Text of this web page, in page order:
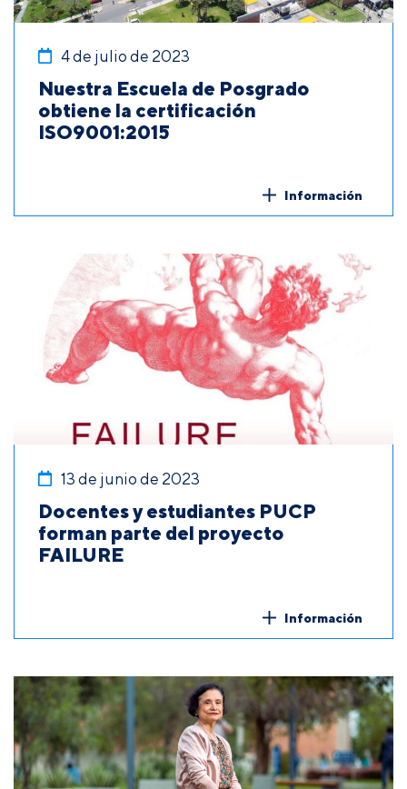
4 de julio de 2023
Nuestra Escuela de Posgrado
obtiene la certificación
ISO9001:2015
Información
13 de junio de 2023
Docentes y estudiantes PUCP
forman parte del proyecto
FAILURE
Información